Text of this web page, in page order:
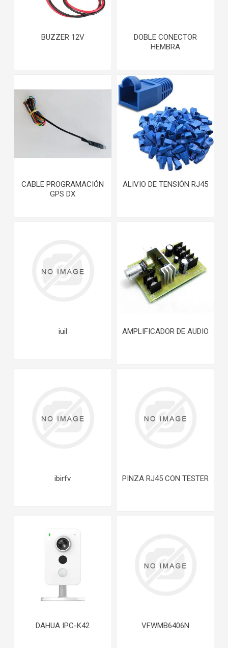
BUZZER 12V
DOBLE CONECTOR
HEMBRA
CABLE PROGRAMACIÓN
GPS DX
ALIVIO DE TENSIÓN RJ45
iuil AMPLIFICADOR DE AUDIO
ibirfv PINZA RJ45 CON TESTER
DAHUA IPC-K42 VFWMB6406N